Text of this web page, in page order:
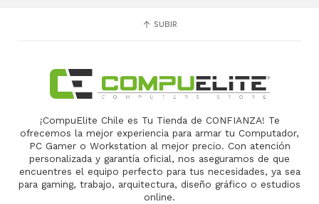
SUBIR
¡CompuElite Chile es Tu Tienda de CONFIANZA! Te
ofrecemos la mejor experiencia para armar tu Computador,
PC Gamer o Workstation al mejor precio. Con atención
personalizada y garantía oficial, nos aseguramos de que
encuentres el equipo perfecto para tus necesidades, ya sea
para gaming, trabajo, arquitectura, diseño gráfico o estudios
online.